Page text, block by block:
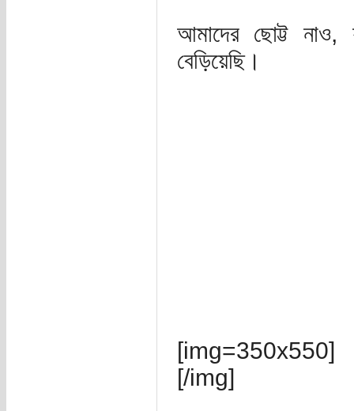
আমাদের ছোট্ট নাও,
বেড়িয়েছি।
[img=350x550]
[/img]